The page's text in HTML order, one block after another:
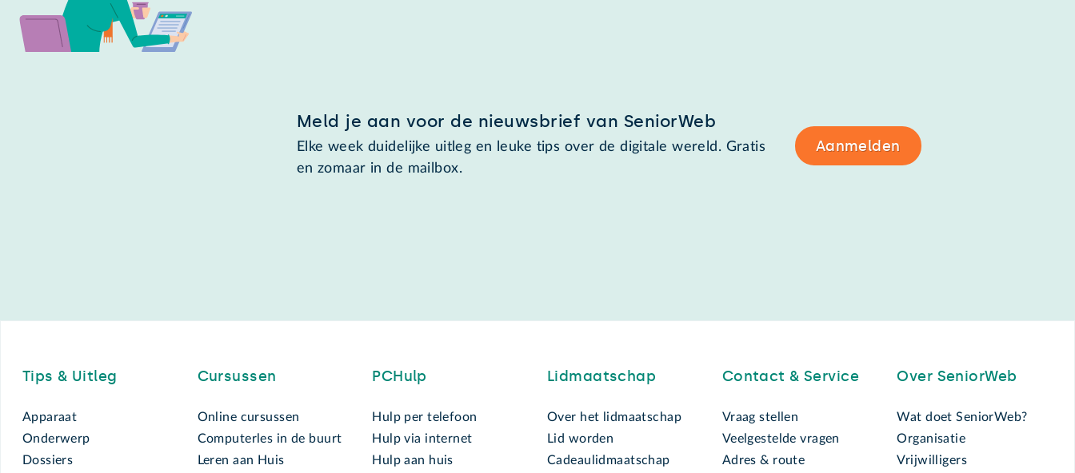
Meld je aan voor de nieuwsbrief van SeniorWeb
Elke week duidelijke uitleg en leuke tips over de digitale wereld. Gratis
en zomaar in de mailbox.
Aanmelden
Tips & Uitleg
Apparaat
Onderwerp
Dossiers
Cursussen
Online cursussen
Computerles in de buurt
Leren aan Huis
PCHulp
Hulp per telefoon
Hulp via internet
Hulp aan huis
Lidmaatschap
Over het lidmaatschap
Lid worden
Cadeaulidmaatschap
Contact & Service
Vraag stellen
Veelgestelde vragen
Adres & route
Over SeniorWeb
Wat doet SeniorWeb?
Organisatie
Vrijwilligers